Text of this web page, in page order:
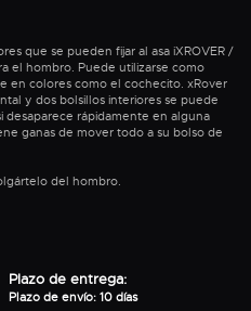
que se pueden fijar al asa iXROVER /
el hombro. Puede utilizarse como
en colores como el cochecito. xRover
y dos bolsillos interiores se puede
desaparece rápidamente en alguna
ganas de mover todo a su bolso de
del hombro.
Plazo de entrega:
Plazo de envío: 10 días